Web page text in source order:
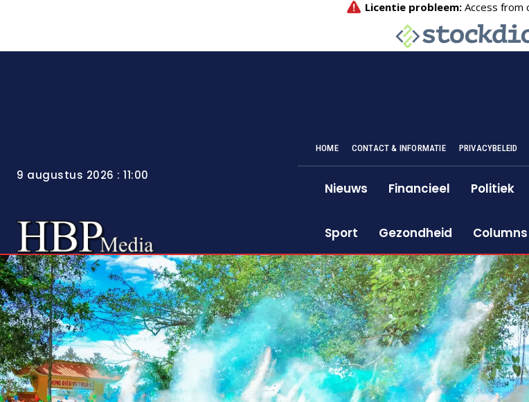
9 augustus 2026 : 11:00
HOME CONTACT & INFORMATIE PRIVACYBELEID
Nieuws Financieel Politiek
Sport Gezondheid Columns